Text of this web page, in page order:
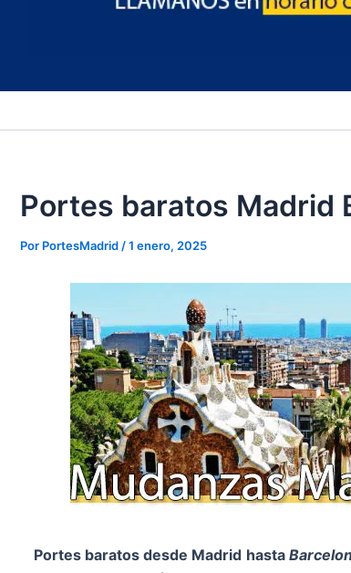
Portes baratos Madrid
Por PortesMadrid /1 enero, 2025
Portes baratos desde Madrid hasta